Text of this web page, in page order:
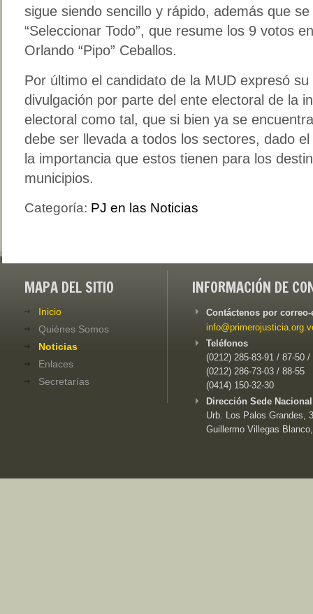
sigue siendo sencillo y rápido, además que
“Seleccionar Todo”, que resume los 9 votos
Orlando “Pipo” Ceballos.
Por último el candidato de la MUD expresó
divulgación por parte del ente electoral de la
electoral como tal, que si bien ya se
debe ser llevada a todos los sectores, dado
la importancia que estos tienen para los
municipios.
Categoría: PJ en las Noticias
MAPA DEL SITIO
Inicio
Quiénes Somos
Noticias
Enlaces
Secretarías
INFORMACIÓN DE
Contáctenos por
Teléfonos
(0212) 285-83-91 / 87-50 /
(0212) 286-73-03 / 88-55
(0414) 150-32-30
Dirección Sede
Urb. Los Palos Grandes,
Guillermo Villegas